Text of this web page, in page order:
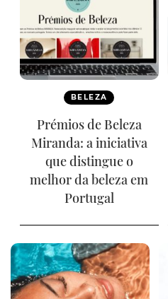
BELEZA
Prémios de Beleza
Miranda: a iniciativa
que distingue o
melhor da beleza em
Portugal